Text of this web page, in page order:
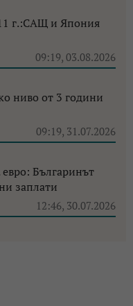
г.:САЩ и Япония
09:19, 03.08.2026
ниво от 3 години
09:19, 31.07.2026
Българинът
заплати
12:46, 30.07.2026